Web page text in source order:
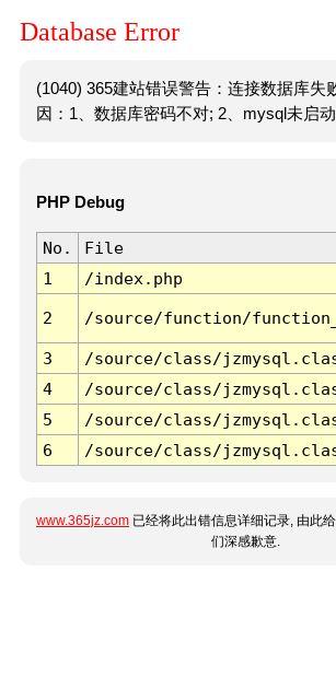
Database Error
(1040) 365建站错误警告：连接数据库失
因：1、数据库密码不对; 2、mysql未启动
PHP Debug
No. File
1
/index.php
2 /source/function/
3 /source/class/
4
/source/class/
5
/source/class/
6
/source/class/
www.365jz.com 已经将此出错信息详细记录, 由此
们深感歉意.